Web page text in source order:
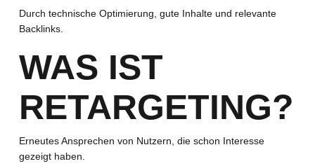
Durch technische Optimierung, gute Inhalte und relevante
Backlinks.
WAS IST
RETARGETING?
Erneutes Ansprechen von Nutzern, die schon Interesse
gezeigt haben.